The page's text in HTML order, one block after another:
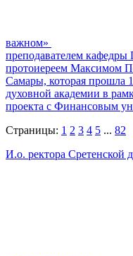
важном»
преподавателем
протоиереем Максимом
Самары, которая прошла
духовной академии в
проекта с Финансовым
Страницы: 1 2 3 4 5 ... 82
И.о. ректора Сретенской